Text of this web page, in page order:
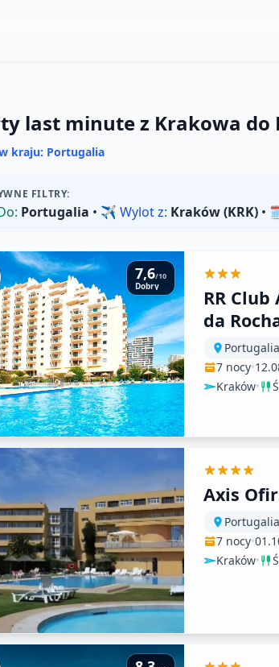
last minute z Krakowa do
kraju: Portugalia
FILTRY:
Portugalia • ✈️ Wylot z: Kraków (KRK) •
7,6/10
Dobry
RR
da
7 nocy•
Kraków•
Axis
7 nocy•
Kraków•